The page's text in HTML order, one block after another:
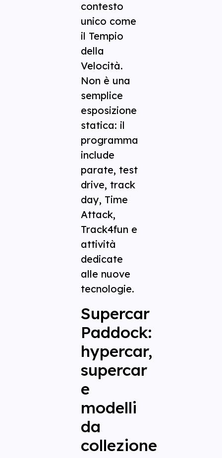
contesto
unico come
il Tempio
della
Velocità.
Non è una
semplice
esposizione
statica: il
programma
include
parate, test
drive, track
day, Time
Attack,
Track4fun e
attività
dedicate
alle nuove
tecnologie.
Supercar
Paddock:
hypercar,
supercar
e
modelli
da
collezione